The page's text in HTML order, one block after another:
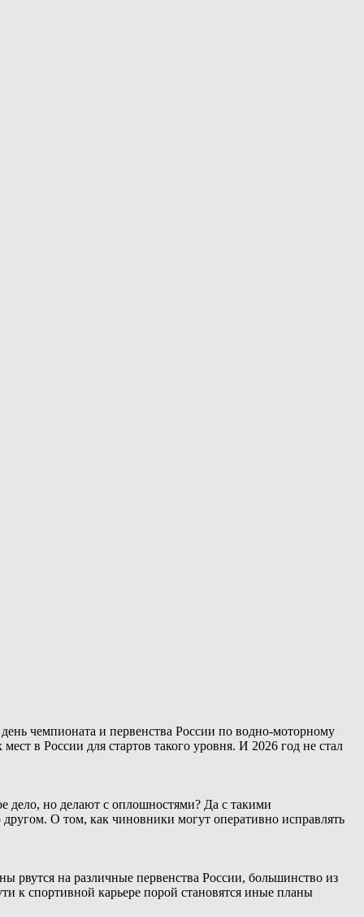
чемпионата и первенства России по водно-моторному
в России для стартов такого уровня. И 2026 год не стал
дело, но делают с оплошностями? Да с такими
О том, как чиновники могут оперативно исправлять
рвутся на различные первенства России, большинство из
к спортивной карьере порой становятся иные планы